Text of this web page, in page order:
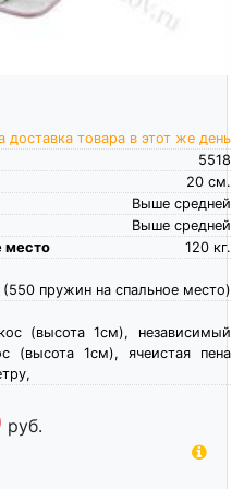
доставка товара в этот же день
5518
см.
20
Выше средней
Выше средней
место
кг.
120
пружин на спальное место)
(высота 1см), независимый
(высота 1см), ячеистая пена
руб.